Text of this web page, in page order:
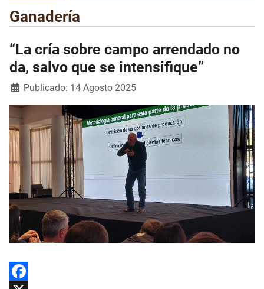
Ganadería
“La cría sobre campo arrendado no
da, salvo que se intensifique”
Detalles
Publicado: 14 Agosto 2025